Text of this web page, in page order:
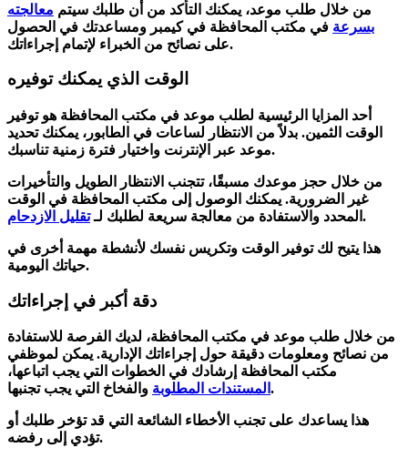
من خلال طلب موعد، يمكنك التأكد من أن طلبك سيتم معالجته
بسرعة في مكتب المحافظة في كيمبر ومساعدتك في الحصول
على نصائح من الخبراء لإتمام إجراءاتك.
الوقت الذي يمكنك توفيره
أحد المزايا الرئيسية لطلب موعد في مكتب المحافظة هو توفير
الوقت الثمين. بدلاً من الانتظار لساعات في الطابور، يمكنك تحديد
موعد عبر الإنترنت واختيار فترة زمنية تناسبك.
من خلال حجز موعدك مسبقًا، تتجنب الانتظار الطويل والتأخيرات
غير الضرورية. يمكنك الوصول إلى مكتب المحافظة في الوقت
المحدد والاستفادة من معالجة سريعة لطلبك لـتقليل الازدحام .
هذا يتيح لك توفير الوقت وتكريس نفسك لأنشطة مهمة أخرى في
حياتك اليومية.
دقة أكبر في إجراءاتك
من خلال طلب موعد في مكتب المحافظة، لديك الفرصة للاستفادة
من نصائح ومعلومات دقيقة حول إجراءاتك الإدارية. يمكن لموظفي
مكتب المحافظة إرشادك في الخطوات التي يجب اتباعها،
المستندات المطلوبة والفخاخ التي يجب تجنبها.
هذا يساعدك على تجنب الأخطاء الشائعة التي قد تؤخر طلبك أو
تؤدي إلى رفضه.